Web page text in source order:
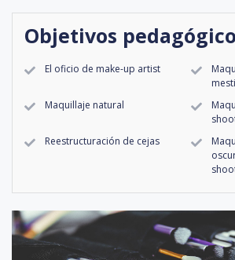
Objetivos
El oficio de make-up artist
Maquillaje natural
Reestructuración de cejas